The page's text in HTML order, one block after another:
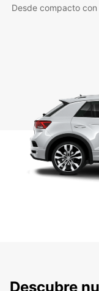
Desde compacto
Descubre